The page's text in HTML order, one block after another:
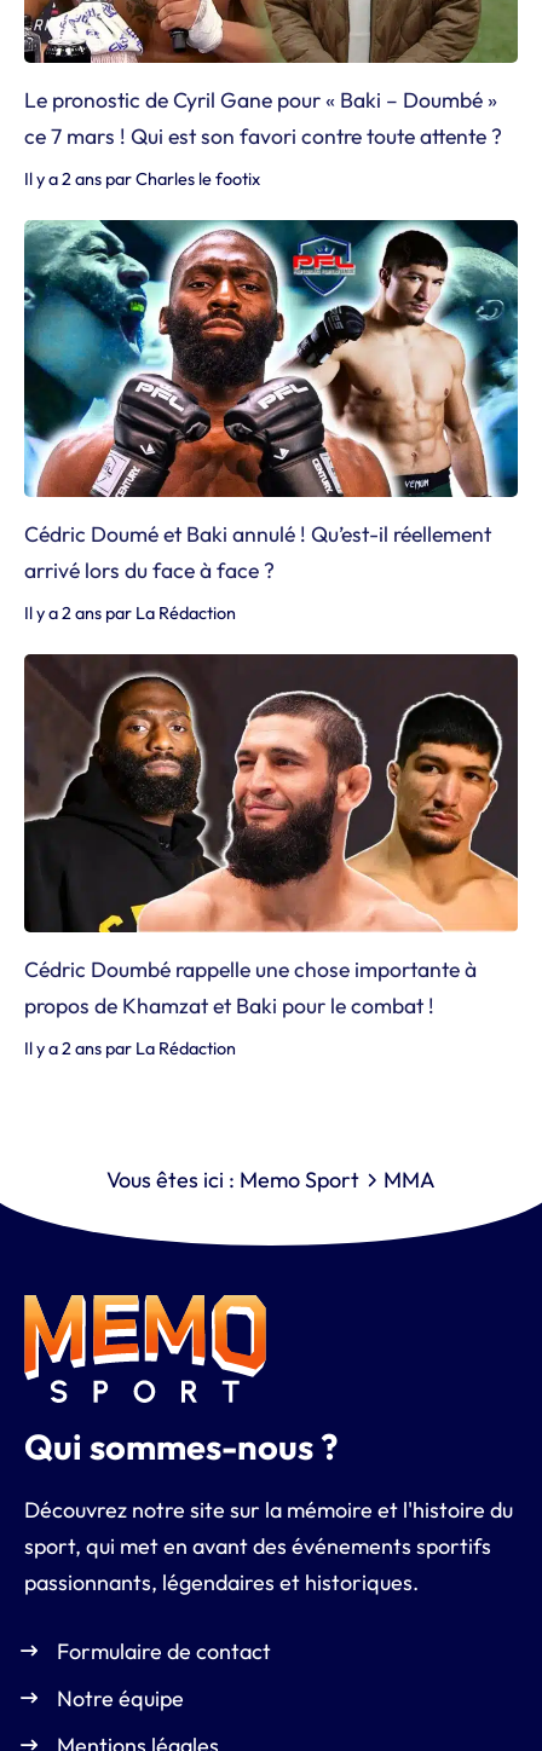
Le pronostic de Cyril Gane pour « Baki – Doumbé »
ce 7 mars ! Qui est son favori contre toute attente ?
Il y a 2 ans parCharles le footix
Cédric Doumé et Baki annulé ! Qu’est-il réellement
arrivé lors du face à face ?
Il y a 2 ans par La Rédaction
Cédric Doumbé rappelle une chose importante à
propos de Khamzat et Baki pour le combat !
Il y a 2 ans par La Rédaction
Vous êtes ici : Memo Sport MMA
Qui sommes-nous ?
Découvrez notre site sur la mémoire et l'histoire du
sport, qui met en avant des événements sportifs
passionnants, légendaires et historiques.
Formulaire de contact
Notre équipe
Mentions légales